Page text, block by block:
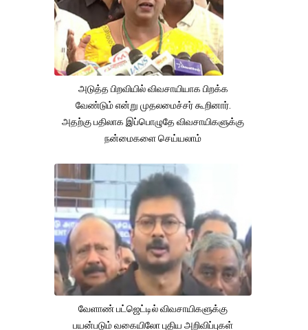
அடுத்த பிறவியில் விவசாயியாக பிறக்க
வேண்டும் என்று முதலமைச்சர் கூறினார்.
அதற்கு பதிலாக இப்பொழுதே விவசாயிகளுக்கு
நன்மைகளை செய்யலாம்
வேளாண் பட்ஜெட்டில் விவசாயிகளுக்கு
பயன்படும் வகையிலோ புதிய அறிவிப்புகள்